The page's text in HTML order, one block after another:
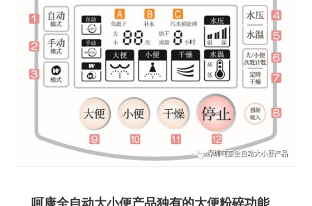
呵康全自动大小便产品独有的大便粉碎功能
自动卧床大小便护理产品知识